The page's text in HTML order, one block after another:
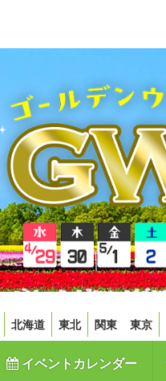
北海道 東北 関東 東京
イベントカレンダー